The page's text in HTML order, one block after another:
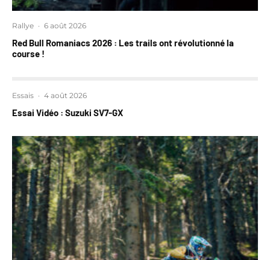
Rallye · 6 août 2026
Red Bull Romaniacs 2026 : Les trails ont révolutionné la
course !
Essais · 4 août 2026
Essai Vidéo : Suzuki SV7-GX